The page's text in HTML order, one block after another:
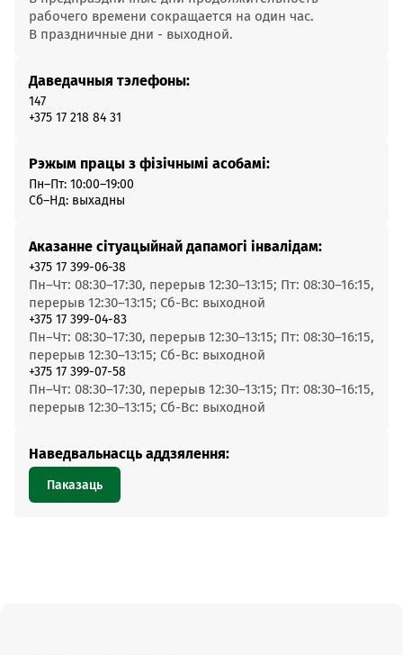
рабочего времени сокращается на один час.
В праздничные дни - выходной.
Даведачныя тэлефоны:
147
+375 17 218 84 31
Рэжым працы з фізічнымі асобамі:
Пн–Пт: 10:00–19:00
Сб–Нд: выхадны
Аказанне сітуацыйнай дапамогі інвалідам:
+375 17 399-06-38
Пн–Чт: 08:30–17:30, перерыв 12:30–13:15; Пт: 08:30–16:15,
перерыв 12:30–13:15; Сб-Вс: выходной
+375 17 399-04-83
Пн–Чт: 08:30–17:30, перерыв 12:30–13:15; Пт: 08:30–16:15,
перерыв 12:30–13:15; Сб-Вс: выходной
+375 17 399-07-58
Пн–Чт: 08:30–17:30, перерыв 12:30–13:15; Пт: 08:30–16:15,
перерыв 12:30–13:15; Сб-Вс: выходной
Наведвальнасць аддзялення:
Паказаць